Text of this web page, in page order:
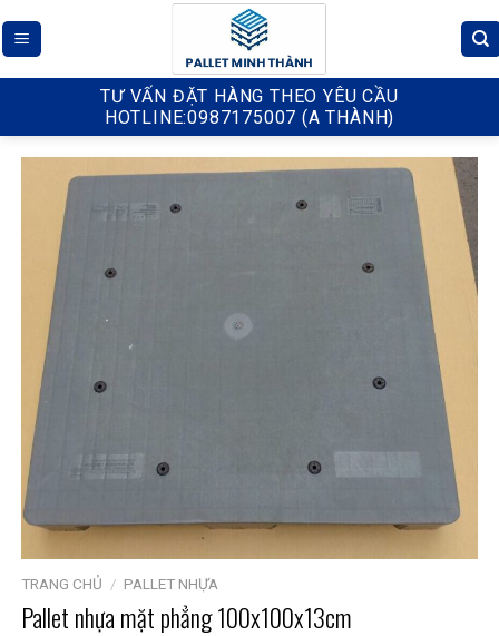
TƯ VẤN ĐẶT HÀNG THEO YÊU CẦU
HOTLINE:0987175007 (A THÀNH)
TRANG CHỦ / PALLET NHỰA
Pallet nhựa mặt phẳng 100x100x13cm